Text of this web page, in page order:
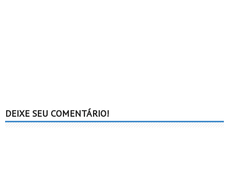
DEIXE SEU COMENTÁRIO!